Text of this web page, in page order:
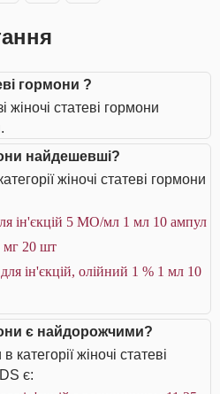
гормони ?
жіночі статеві гормони
найдешевші?
жіночі статеві гормони
ін'єкцій 5 МО/мл 1 мл 10 ампул
мг 20 шт
ін'єкцій, олійний 1 % 1 мл 10
є найдорожчими?
жіночі статеві
є: